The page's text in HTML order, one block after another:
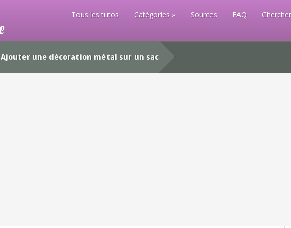
Tous les tutos Catégories Sources FAQ
Ajouter une décoration métal sur un sac